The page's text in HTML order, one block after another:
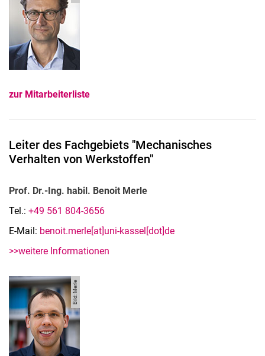
zur Mitarbeiterliste
Leiter des Fachgebiets "Mechanisches
Verhalten von Werkstoffen"
Prof. Dr.-Ing. habil. Benoit Merle
Tel.: +49 561 804-3656
E-Mail: benoit.merle[at]uni-kassel[dot]de
>>weitere Informationen
Bild: Merle